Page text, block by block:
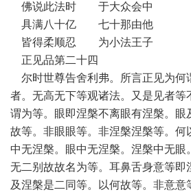
佛说此法时 于大众会中
具满八十亿 七十那由他
皆得柔顺忍 为小法王子
正见品第二十四
尔时世尊告舍利弗。所言正见为何
者。无高无下等观诸法。又是见者等
谓为等。眼即涅槃不离眼有涅槃。眼
故等。非眼眼等。非涅槃涅槃等。何
中无涅槃。眼中无涅槃。涅槃中无眼
无二别故故名为等。耳鼻舌身意等即
及涅槃是二同等。以何故等。非意